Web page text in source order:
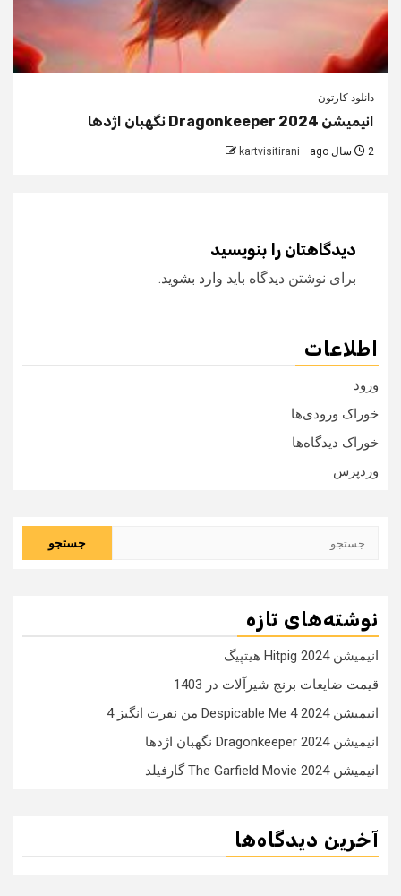
دانلود کارتون
انیمیشن Dragonkeeper 2024 نگهبان اژدها
2 سال ago kartvisitirani
دیدگاهتان را بنویسید
برای نوشتن دیدگاه باید وارد بشوید.
اطلاعات
ورود
خوراک ورودی‌ها
خوراک دیدگاه‌ها
وردپرس
نوشته‌های تازه
انیمیشن Hitpig 2024 هیتپیگ
قیمت ضایعات برنج شیرآلات در 1403
انیمیشن Despicable Me 4 2024 من نفرت انگیز 4
انیمیشن Dragonkeeper 2024 نگهبان اژدها
انیمیشن The Garfield Movie 2024 گارفیلد
آخرین دیدگاه‌ها